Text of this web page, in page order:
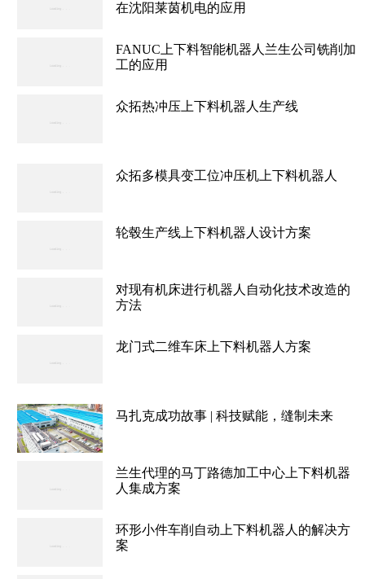
在沈阳莱茵机电的应用
FANUC上下料智能机器人兰生公司铣削加
工的应用
众拓热冲压上下料机器人生产线
众拓多模具变工位冲压机上下料机器人
轮毂生产线上下料机器人设计方案
对现有机床进行机器人自动化技术改造的
方法
龙门式二维车床上下料机器人方案
马扎克成功故事 | 科技赋能，缝制未来
兰生代理的马丁路德加工中心上下料机器
人集成方案
环形小件车削自动上下料机器人的解决方
案